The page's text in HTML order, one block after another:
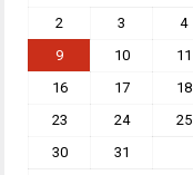
2
3 4
9
10 11
16
17 18
23
24 25
30
31